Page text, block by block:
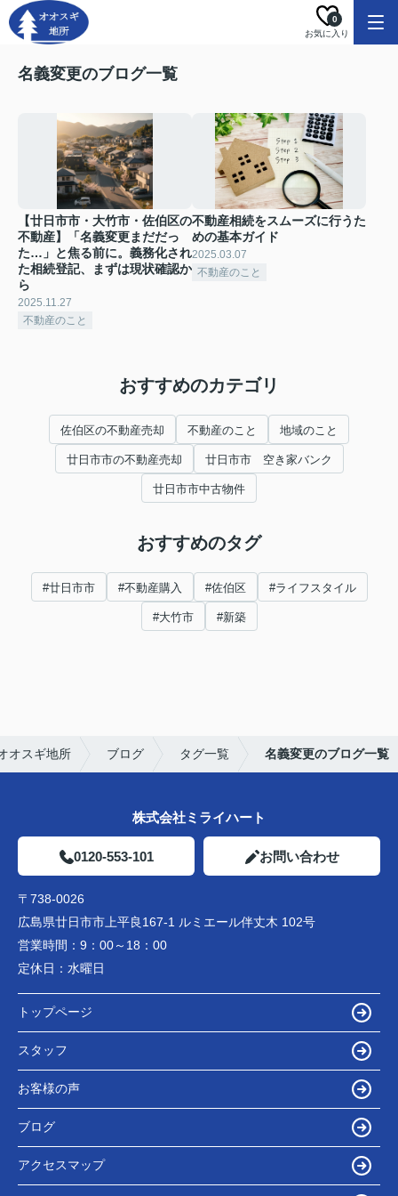
お気に入り
0
名義変更のブログ一覧
【廿日市市・大竹市・佐伯区の
不動産】「名義変更まだだっ
た…」と焦る前に。義務化され
た相続登記、まずは現状確認か
ら
2025.11.27
不動産のこと
不動産相続をスムーズに行うた
めの基本ガイド
2025.03.07
不動産のこと
おすすめのカテゴリ
佐伯区の不動産売却 不動産のこと 地域のこと
廿日市市の不動産売却 廿日市市 空き家バンク
廿日市市中古物件
おすすめのタグ
#廿日市市 #不動産購入 #佐伯区 #ライフスタイル
#大竹市 #新築
オスギ地所 ブログ タグ一覧 名義変更のブログ一覧
株式会社ミライハート
0120-553-101 お問い合わせ
〒738-0026
広島県廿日市市上平良167-1 ルミエール伴丈木 102号
営業時間： 9：00～18：00
定休日： 水曜日
トップページ
スタッフ
お客様の声
ブログ
アクセスマップ